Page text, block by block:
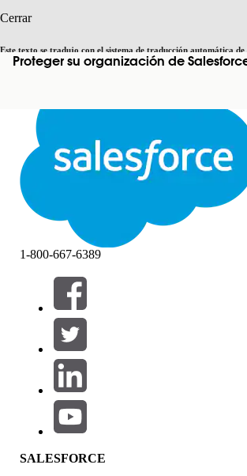
Cerrar
Este texto se tradujo con el sistema de traducción automática de
detallesaquí. Cambiar a inglés Ahora no
Cerrar Cerrar
Proteger su organización de
Filtros (0)
SELECCIONAR FILTROS
Área de productos
Repercusión de función
1-800-667-6389
SALESFORCE